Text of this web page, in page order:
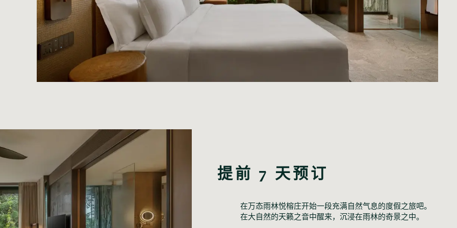
提前 7 天预订
在万态雨林悦榕庄开始一段充满自然气息的度假之旅吧。
在大自然的天籁之音中醒来，沉浸在雨林的奇景之中。